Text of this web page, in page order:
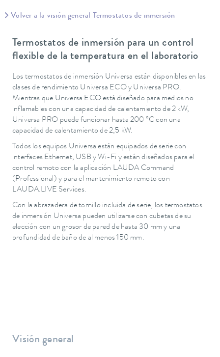
Volver a la visión general Termostatos de inmersión
Termostatos de inmersión para un control
flexible de la temperatura en el laboratorio
Los termostatos de inmersión Universa están disponibles en las
clases de rendimiento Universa ECO y Universa PRO.
Mientras que Universa ECO está diseñado para medios no
inflamables con una capacidad de calentamiento de 2 kW,
Universa PRO puede funcionar hasta 200 °C con una
capacidad de calentamiento de 2,5 kW.
Todos los equipos Universa están equipados de serie con
interfaces Ethernet, USB y Wi-Fi y están diseñados para el
control remoto con la aplicación LAUDA Command
(Professional) y para el mantenimiento remoto con
LAUDA.LIVE Services.
Con la abrazadera de tornillo incluida de serie, los termostatos
de inmersión Universa pueden utilizarse con cubetas de su
elección con un grosor de pared de hasta 30 mm y una
profundidad de baño de al menos 150 mm.
Visión general